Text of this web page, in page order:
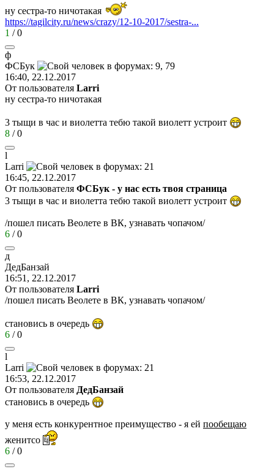
ну сестра-то ничотакая
https://tagilcity.ru/news/crazy/12-10-2017/sestra-...
1 /0
ф
ФСБук
16:40, 22.12.2017
От пользователя Larri
ну сестра-то ничотакая
3 тыщи в час и виолетта тебю такой виолетт устроит
8 /0
l
Larri
16:45, 22.12.2017
От пользователя ФСБук - у нас есть твоя страница
3 тыщи в час и виолетта тебю такой виолетт устроит
/пошел писать Веолете в ВК, узнавать чопачом/
6 /0
д
ДедБанзай
16:51, 22.12.2017
От пользователя Larri
/пошел писать Веолете в ВК, узнавать чопачом/
становись в очередь
6 /0
l
Larri
16:53, 22.12.2017
От пользователя ДедБанзай
становись в очередь
у меня есть конкурентное преимущество - я ей пообещаю
женитсо
6 /0